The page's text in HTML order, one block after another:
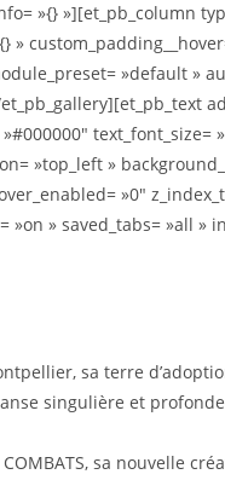
»{} »][et_pb_column
»default »
text_font_size=
»top_left »
»0″
»on » saved_tabs= »all »
sa terre
singulière et
sa nouvelle